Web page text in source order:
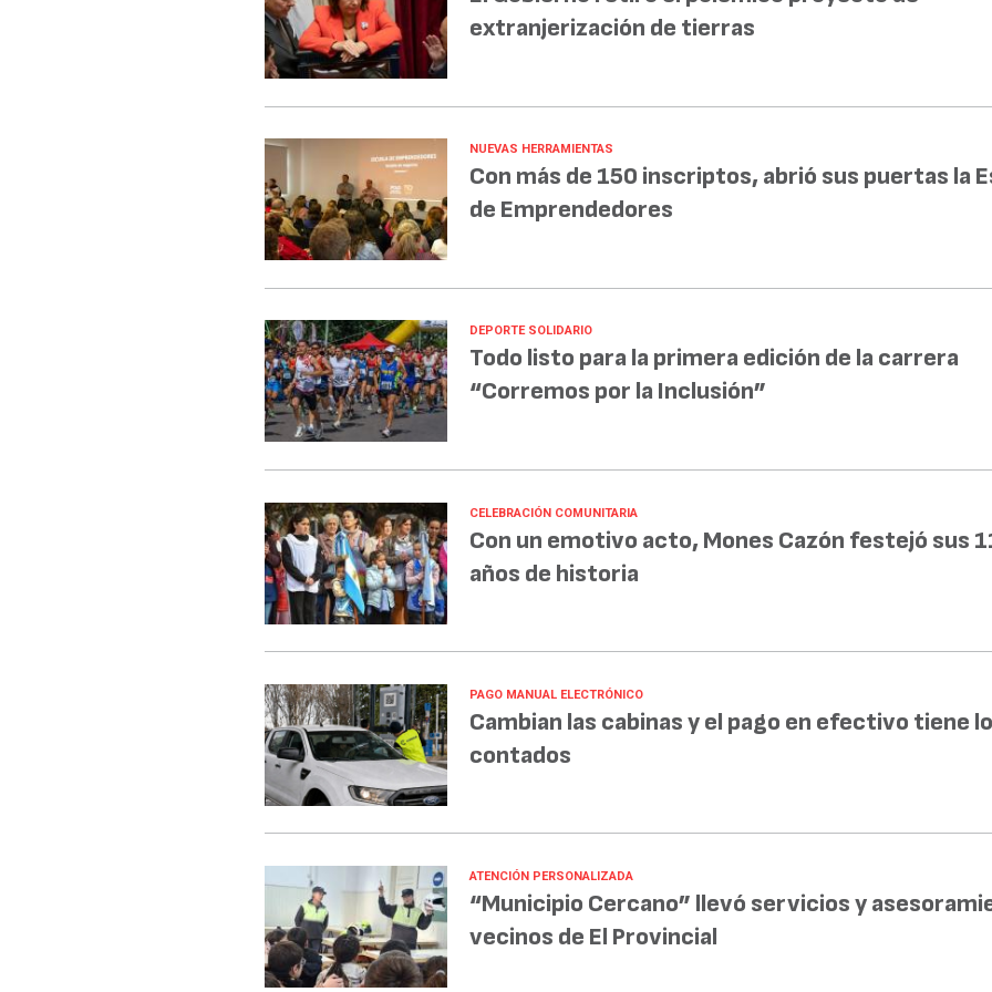
extranjerización de tierras
NUEVAS HERRAMIENTAS
Con más de 150 inscriptos, abrió sus puertas la
de Emprendedores
DEPORTE SOLIDARIO
Todo listo para la primera edición de la carrera
“Corremos por la Inclusión”
CELEBRACIÓN COMUNITARIA
Con un emotivo acto, Mones Cazón festejó sus
años de historia
PAGO MANUAL ELECTRÓNICO
Cambian las cabinas y el pago en efectivo tiene
contados
ATENCIÓN PERSONALIZADA
“Municipio Cercano” llevó servicios y
vecinos de El Provincial